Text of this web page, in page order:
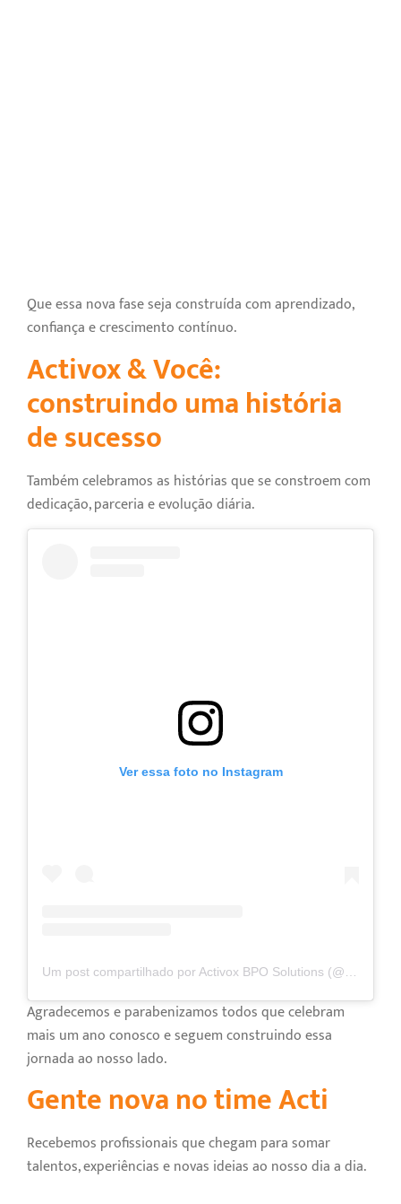
Que essa nova fase seja construída com aprendizado,
confiança e crescimento contínuo.
Activox & Você:
construindo uma história
de sucesso
Também celebramos as histórias que se constroem com
dedicação, parceria e evolução diária.
Ver essa foto no Instagram
Agradecemos e parabenizamos todos que celebram
mais um ano conosco e seguem construindo essa
jornada ao nosso lado.
Gente nova no time Acti
Recebemos profissionais que chegam para somar
talentos, experiências e novas ideias ao nosso dia a dia.